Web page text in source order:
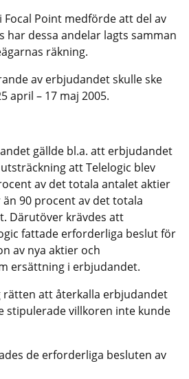
Focal Point medförde att del av
har dessa andelar lagts samman
räkning.
av erbjudandet skulle ske
april – 17 maj 2005.
gällde bl.a. att erbjudandet
att Telelogic blev
av det totala antalet aktier
90 procent av det totala
Därutöver krävdes att
fattade erforderliga beslut för
av nya aktier och
ersättning i erbjudandet.
rätten att återkalla erbjudandet
stipulerade villkoren inte kunde
de erforderliga besluten av